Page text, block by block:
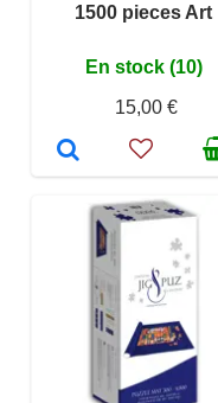
1500 pieces Art
En stock (10)
15,00 €